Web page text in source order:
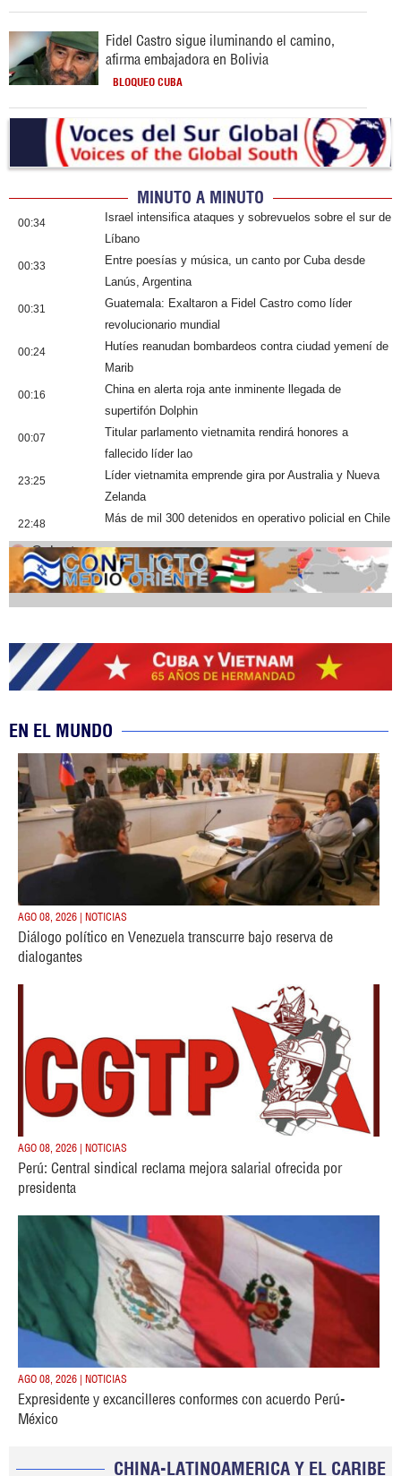
Fidel Castro sigue iluminando el camino,
afirma embajadora en Bolivia
BLOQUEO CUBA
MINUTO A MINUTO
00:34
Israel intensifica ataques y sobrevuelos sobre el sur de
Líbano
00:33
Entre poesías y música, un canto por Cuba desde
Lanús, Argentina
00:31
Guatemala: Exaltaron a Fidel Castro como líder
revolucionario mundial
00:24
Hutíes reanudan bombardeos contra ciudad yemení de
Marib
00:16
China en alerta roja ante inminente llegada de
supertifón Dolphin
00:07
Titular parlamento vietnamita rendirá honores a
fallecido líder lao
23:25
Líder vietnamita emprende gira por Australia y Nueva
Zelanda
22:48 Más de mil 300 detenidos en operativo policial en Chile
Cobertura
EN EL MUNDO
AGO 08, 2026 | NOTICIAS
Diálogo político en Venezuela transcurre bajo reserva de
dialogantes
AGO 08, 2026 | NOTICIAS
Perú: Central sindical reclama mejora salarial ofrecida por
presidenta
AGO 08, 2026 | NOTICIAS
Expresidente y excancilleres conformes con acuerdo Perú-
México
CHINA-LATINOAMERICA Y EL CARIBE